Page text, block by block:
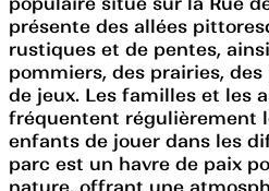
présente des allées
rustiques et de pentes,
pommiers, des prairies,
de jeux. Les familles et les
fréquentent régulièrement
enfants de jouer dans les
parc est un havre de paix
nature, offrant une